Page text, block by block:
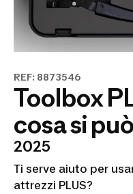
REF: 8873546
Toolbox
cosa si
2025
Ti serve aiuto per
attrezzi PLUS?